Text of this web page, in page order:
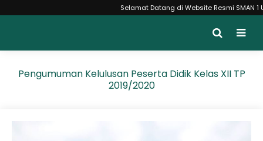
Selamat Datang di Website Resmi SMAN
Pengumuman Kelulusan Peserta Didik Kelas XII TP
2019/2020